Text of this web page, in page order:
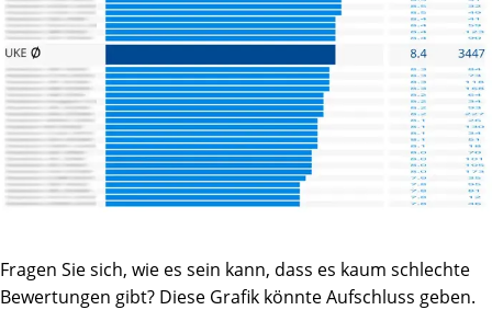
Fragen Sie sich, wie es sein kann, dass es kaum schlechte
Bewertungen gibt? Diese Grafik könnte Aufschluss geben.